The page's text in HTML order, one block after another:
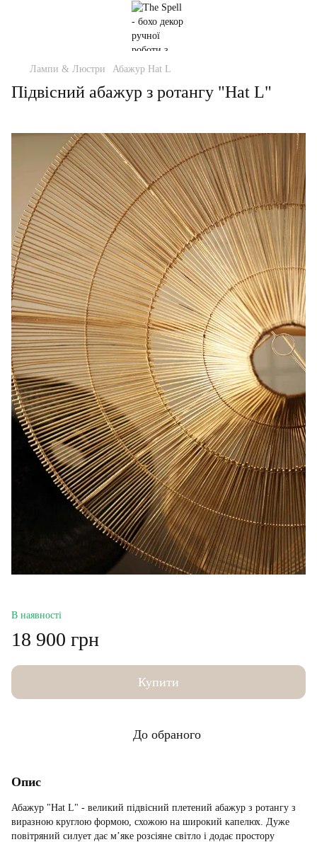
Лампи & Люстри Абажур Hat L
Підвісний абажур з ротангу "Hat L"
В наявності
18 900 грн
Купити
До обраного
Опис
Абажур "Hat L" - великий підвісний плетений абажур з ротангу з
виразною круглою формою, схожою на широкий капелюх. Дуже
повітряний силует дає м’яке розсіяне світло і додає простору